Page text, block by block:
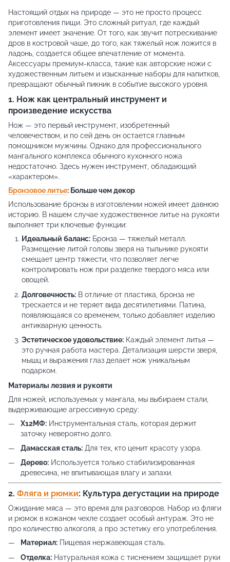
Настоящий отдых на природе — это не просто процесс
приготовления пищи. Это сложный ритуал, где каждый
элемент имеет значение. От того, как звучит потрескивание
дров в костровой чаше, до того, как тяжелый нож ложится в
ладонь, создается общее впечатление от момента.
Аксессуары премиум-класса, такие как авторские ножи с
художественным литьем и изысканные наборы для напитков,
превращают обычный пикник в событие высокого уровня.
1. Нож как центральный инструмент и
произведение искусства
Нож — это первый инструмент, изобретенный
человечеством, и по сей день он остается главным
помощником мужчины. Однако для профессионального
мангального комплекса обычного кухонного ножа
недостаточно. Здесь нужен инструмент, обладающий
«характером».
Бронзовое литье: Больше чем декор
Использование бронзы в изготовлении ножей имеет давнюю
историю. В нашем случае художественное литье на рукояти
выполняет три ключевые функции:
Идеальный баланс: Бронза — тяжелый металл.
Размещение литой головы зверя на тыльнике рукояти
смещает центр тяжести, что позволяет легче
контролировать нож при разделке твердого мяса или
овощей.
Долговечность: В отличие от пластика, бронза не
трескается и не теряет вида десятилетиями. Патина,
появляющаяся со временем, только добавляет изделию
антикварную ценность.
Эстетическое удовольствие: Каждый элемент литья —
это ручная работа мастера. Детализация шерсти зверя,
мышц и выражения глаз делает нож уникальным
подарком.
Материалы лезвия и рукояти
Для ножей, используемых у мангала, мы выбираем стали,
выдерживающие агрессивную среду:
Х12МФ: Инструментальная сталь, которая держит
заточку невероятно долго.
Дамасская сталь: Для тех, кто ценит красоту узора.
Дерево: Используется только стабилизированная
древесина, не впитывающая влагу и запахи.
2. Фляга и рюмки: Культура дегустации на природе
Ожидание мяса — это время для разговоров. Набор из фляги
и рюмок в кожаном чехле создает особый антураж. Это не
про количество алкоголя, а про эстетику его употребления.
Материал: Пищевая нержавеющая сталь.
Отделка: Натуральная кожа с тиснением защищает руки